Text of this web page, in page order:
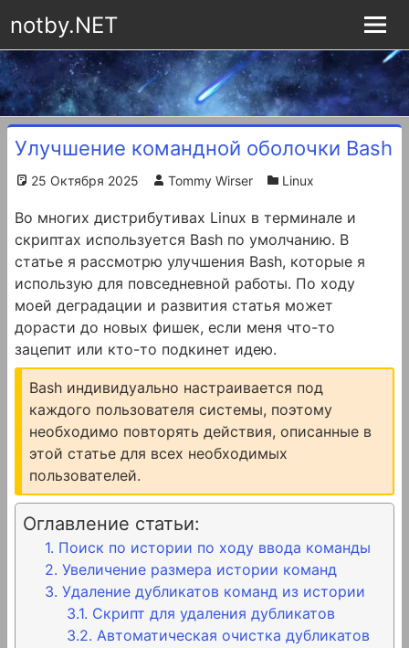
notby.NET
Улучшение командной оболочки Bash
25 Октября 2025 Tommy Wirser Linux
Во многих дистрибутивах Linux в терминале и
скриптах используется Bash по умолчанию. В
статье я рассмотрю улучшения Bash, которые я
использую для повседневной работы. По ходу
моей деградации и развития статья может
дорасти до новых фишек, если меня что-то
зацепит или кто-то подкинет идею.
Bash индивидуально настраивается под
каждого пользователя системы, поэтому
необходимо повторять действия, описанные в
этой статье для всех необходимых
пользователей.
Оглавление статьи:
1. Поиск по истории по ходу ввода команды
2. Увеличение размера истории команд
3. Удаление дубликатов команд из истории
3.1. Скрипт для удаления дубликатов
3.2. Автоматическая очистка дубликатов